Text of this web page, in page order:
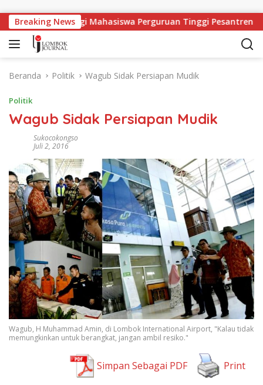
Breaking News
Kerja Bagi Mahasiswa Perguruan Tinggi Pesantren
Beranda Politik Wagub Sidak Persiapan Mudik
Politik
Wagub Sidak Persiapan Mudik
Sukocokongso
Juli 2, 2016
Wagub, H Muhammad Amin, di Lombok International Airport, "Kalau tidak
memungkinkan untuk berangkat, jangan ambil resiko."
Simpan Sebagai PDF Print